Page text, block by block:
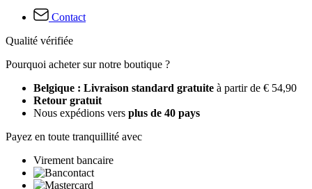
Contact
Qualité vérifiée
Pourquoi acheter sur notre boutique ?
Belgique : Livraison standard gratuite à partir de € 54,90
Retour gratuit
Nous expédions vers plus de 40 pays
Payez en toute tranquillité avec
Virement bancaire